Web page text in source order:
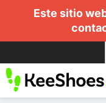
Este sitio